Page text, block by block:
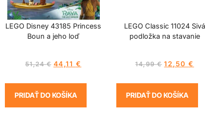
LEGO Disney 43185 Princess
Boun a jeho loď
51,24€ 44,11 €
PRIDAŤ DO KOŠÍKA
LEGO Classic 11024 Sivá
podložka na stavanie
14,99€ 12,50€
PRIDAŤ DO KOŠÍKA